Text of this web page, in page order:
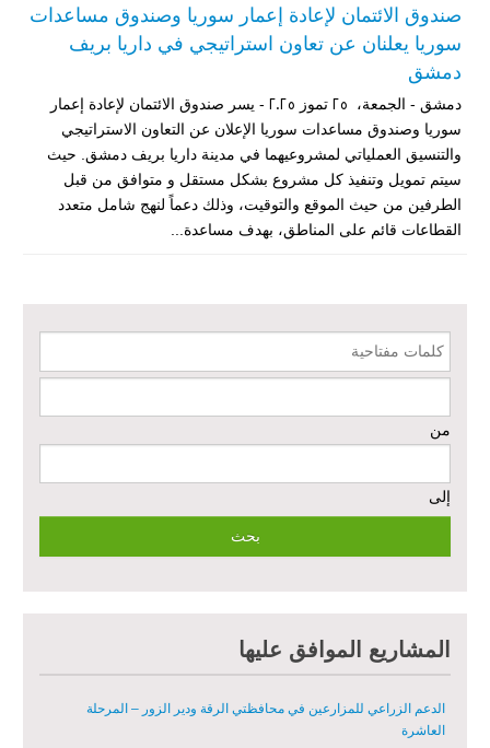
صندوق الائتمان لإعادة إعمار سوريا وصندوق مساعدات
سوريا يعلنان عن تعاون استراتيجي في داريا بريف
دمشق
دمشق - الجمعة، 25 تموز 2025 - يسر صندوق الائتمان لإعادة إعمار
سوريا وصندوق مساعدات سوريا الإعلان عن التعاون الاستراتيجي
والتنسيق العملياتي لمشروعيهما في مدينة داريا بريف دمشق. حيث
سيتم تمويل وتنفيذ كل مشروع بشكل مستقل و متوافق من قبل
الطرفين من حيث الموقع والتوقيت، وذلك دعماً لنهج شامل متعدد
القطاعات قائم على المناطق، بهدف مساعدة...
كلمات مفتاحية
من
إلى
المشاريع الموافق عليها
الدعم الزراعي للمزارعين في محافظتي الرقة ودير الزور – المرحلة
خطة استجابة طارئة لدعم قطاع الصحة في محافظة دير الزور: إعادة تأهيل
المرافق الصحية وتوفير المعدات الطبية بشكل عاجل في محافظة دير الزور
منشأة الإقراض المتجدد لدعم استعادة سبل العيش في حلب - المرحلة
الثالثة
دعم الخدمات الصحية في محافظتي الرقة ودير الزور – المرحلة الثالثة
إعادة تأهيل المنازل لعيش آمن وكريم في الرقة ودير الزور - المرحلة الثالثة
مشروع إعادة تأهيل المأوى والبنية التحتية المستدامة في محافظة السويداء
مبادرة متعددة القطاعات لإعادة التأهيل في مدينة جسر الشغور
مبادرة متعددة القطاعات لإعادة التأهيل في مدينة جسر الشغور – المرحلة
الثانية
الدعم الزراعي للمزارعين في محافظتي الرقة ودير الزور – المرحلة
العاشرة